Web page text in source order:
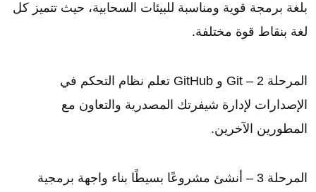
بلغة برمجة قوية ومناسبة للبيئات السحابية، حيث تتميز كل
لغة بنقاط قوة مختلفة.
المرحلة 2 – Git و GitHub تعلم نظام التحكم في
الإصدارات لإدارة شيفرتك المصدرية والتعاون مع
المطورين الآخرين.
المرحلة 3 – أنشئ مشروعًا بسيطًا بناء واجهة برمجية